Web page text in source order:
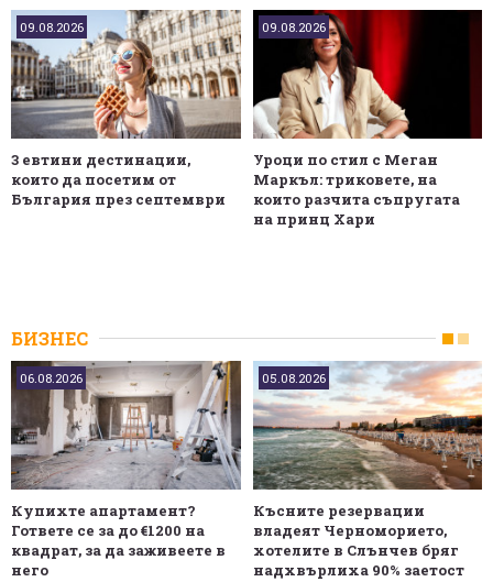
09.08.2026
3 евтини дестинации,
които да посетим от
България през септември
09.08.2026
Уроци по стил с Меган
Маркъл: триковете, на
които разчита съпругата
на принц Хари
БИЗНЕС
06.08.2026
Купихте апартамент?
Гответе се за до €1200 на
квадрат, за да заживеете в
него
05.08.2026
Късните резервации
владеят Черноморието,
хотелите в Слънчев бряг
надхвърлиха 90% заетост